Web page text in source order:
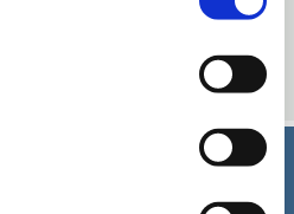
inhämtar och behandlar